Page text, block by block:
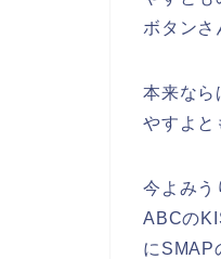
ボタンさ
本来なら
やすよと
今よみう
ABCの
にSMAP